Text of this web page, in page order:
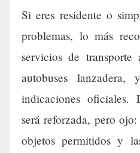
Si eres residente o
problemas, lo más
servicios de
autobuses
indicaciones oficiales.
será reforzada, pero
objetos permitidos y